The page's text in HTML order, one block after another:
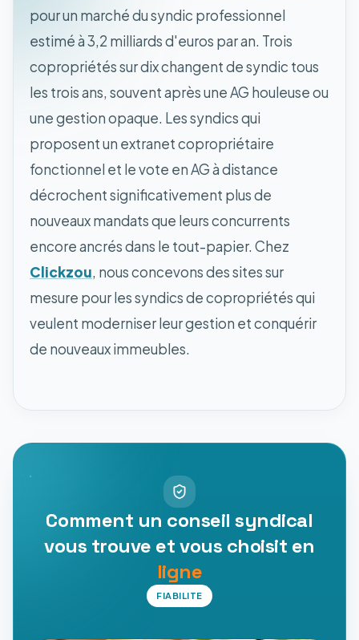
pour un marché du syndic professionnel
estimé à 3,2 milliards d'euros par an. Trois
copropriétés sur dix changent de syndic tous
les trois ans, souvent après une AG houleuse ou
une gestion opaque. Les syndics qui
proposent un extranet copropriétaire
fonctionnel et le vote en AG à distance
décrochent significativement plus de
nouveaux mandats que leurs concurrents
encore ancrés dans le tout-papier. Chez
Clickzou, nous concevons des sites sur
mesure pour les syndics de copropriétés qui
veulent moderniser leur gestion et conquérir
de nouveaux immeubles.
Comment un conseil syndical
vous trouve et vous choisit en
ligne
FIABILITE